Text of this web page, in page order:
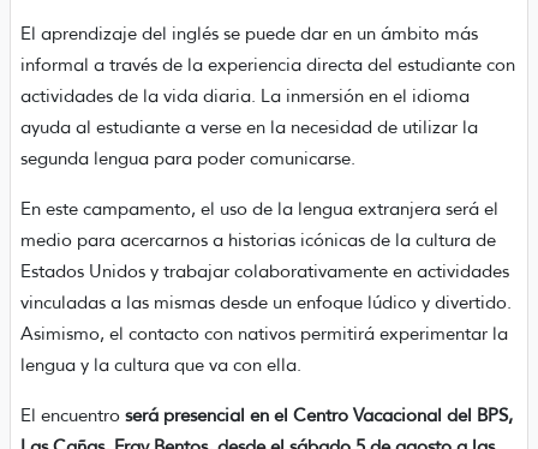
El aprendizaje del inglés se puede dar en un ámbito más
informal a través de la experiencia directa del estudiante con
actividades de la vida diaria. La inmersión en el idioma
ayuda al estudiante a verse en la necesidad de utilizar la
segunda lengua para poder comunicarse.
En este campamento, el uso de la lengua extranjera será el
medio para acercarnos a historias icónicas de la cultura de
Estados Unidos y trabajar colaborativamente en actividades
vinculadas a las mismas desde un enfoque lúdico y divertido.
Asimismo, el contacto con nativos permitirá experimentar la
lengua y la cultura que va con ella.
El encuentro será presencial en el Centro Vacacional del BPS,